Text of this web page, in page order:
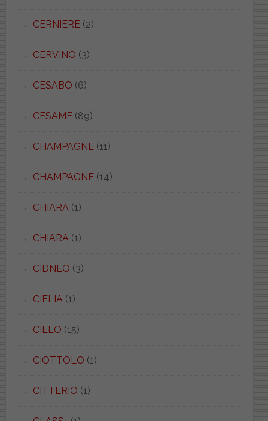
CERNIERE(2)
CERVINO (3)
CESABO (6)
CESAME(89)
CHAMPAGNE(11)
CHAMPAGNE(14)
CHIARA(1)
CHIARA(1)
CIDNEO (3)
CIELIA(1)
CIELO (15)
CIOTTOLO (1)
CITTERIO (1)